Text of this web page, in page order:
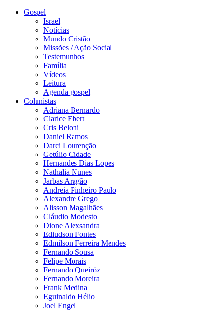
Gospel
Israel
Notícias
Mundo Cristão
Missões / Ação Social
Testemunhos
Família
Vídeos
Leitura
Agenda gospel
Colunistas
Adriana Bernardo
Clarice Ebert
Cris Beloni
Daniel Ramos
Darci Lourenção
Getúlio Cidade
Hernandes Dias Lopes
Nathalia Nunes
Jarbas Aragão
Andreia Pinheiro Paulo
Alexandre Grego
Alisson Magalhães
Cláudio Modesto
Dione Alexsandra
Ediudson Fontes
Edmilson Ferreira Mendes
Fernando Sousa
Felipe Morais
Fernando Queiróz
Fernando Moreira
Frank Medina
Eguinaldo Hélio
Joel Engel